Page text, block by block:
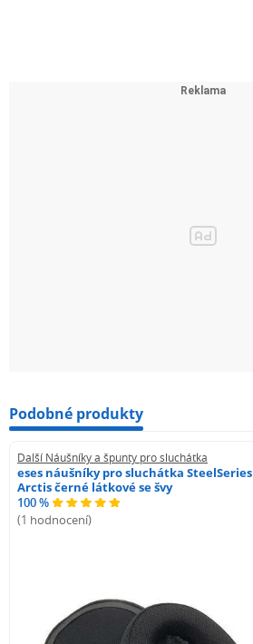
Podobné produkty
Další Náušníky a špunty pro sluchátka
eses náušníky pro sluchátka SteelSeries
Arctis černé látkové se švy
100 %
(1 hodnocení)